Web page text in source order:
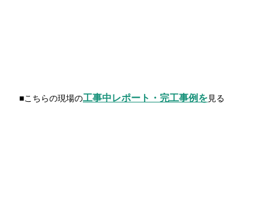
■こちらの現場の工事中レポート・完工事例を見る